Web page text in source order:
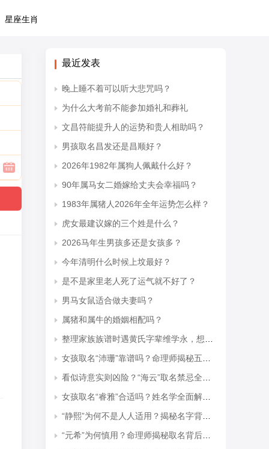
星座生肖
最近发表
晚上睡不着可以听大悲咒吗？
为什么大考前不能参加婚礼和葬礼
文昌符能提升人的运势和贵人相助吗？
男孩取名昌发还是昌顺好？
2026年1982年属狗人佩戴什么好？
90年属马女二婚嫁给丈夫会幸福吗？
1983年属猪人2026年全年运势怎么样？
虎女最建议嫁的三个姓是什么？
2026马年生男孩多还是女孩多？
今年清明什么时候上坟最好？
是不是家里老人死了运气就不好了？
男马女鼠适合做夫妻吗？
属猪和属牛的婚姻相配吗？
整理家族族谱时遇黄氏字辈维学永，想知道后续接续的是什么字辈？
女孩取名“沛珊”靠谱吗？命理师揭秘五行隐患与适配命格
看似诗意实则凶险？“海云”取名禁忌全解析
女孩取名“睿雅”合适吗？姓名学全面解读吉凶与禁忌
“静熙”为何不是人人适用？揭秘名字背后的五行失衡与命理隐患
“元希”为何慎用？命理师揭秘取名背后的五行忌讳